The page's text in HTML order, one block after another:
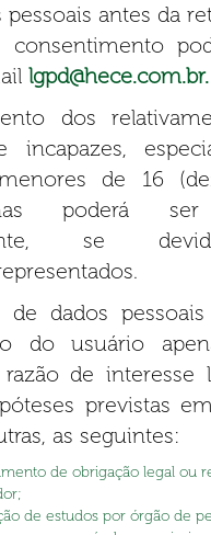
antes da
lgpd@hece.com.br.
dos
incapazes,
de 16
poderá
se
de dados
do usuário
de interesse
previstas
as seguintes:
de obrigação legal ou
de estudos por órgão de